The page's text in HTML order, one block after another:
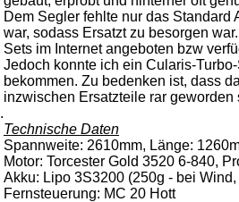
Dem Segler fehlte nur das Standard
war, sodass Ersatzt zu besorgen
Sets im Internet angeboten bzw
Jedoch konnte ich ein Cularis-
bekommen. Zu bedenken ist, dass
inzwischen Ersatzteile rar geworden
.
Technische Daten
Spannweite: 2610mm, Länge:
Motor: Torcester Gold 3520 6-840,
Akku: Lipo 3S3200 (250g - bei
Fernsteuerung: MC 20 Hott